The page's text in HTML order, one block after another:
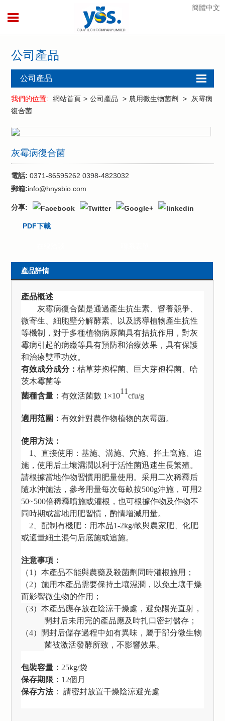
簡體中文
公司產品
公司產品
酶制劑
飼用酶制劑
飼用微生物菌
農用微生物菌
植保系列產品
水產系列產品
我們的位置: 網站首頁 > 公司產品 > 農用微生物菌劑 >
灰霉病
復合菌
灰霉病復合菌
電話: 0371-86595262 0398-4823032
郵箱:info@hnysbio.com
分享:
PDF下載
產品詳情
產品概述
灰霉病復合菌是通過產生抗生素、營養競爭、
微寄生、細胞壁分解酵素、以及誘導植物產生抗性
等機制，對于多種植物病原菌具有拮抗作用，對灰
霉病引起的病癥等具有預防和治療效果，具有保護
和治療雙重功效。
有效成分成分： 枯草芽孢桿菌、巨大芽孢桿菌、哈
茨木霉菌等
菌種含量： 有效活菌數 1×10
11
cfu/g
適用范圍： 有效針對農作物植物的灰霉菌。
使用方法：
1、直接使用：基施、溝施、穴施、拌土窩施、追
施，使用后土壤濕潤以利于活性菌迅速生長繁殖。
請根據當地作物習慣用肥量使用。采用二次稀釋后
隨水沖施法，參考用量每次每畝按500g沖施，可用2
50~500倍稀釋噴施或灌根，也可根據作物及作物不
同時期或當地用肥習慣，酌情增減用量。
2、配制有機肥：用本品1-2kg/畝與農家肥、化肥
或適量細土混勻后底施或追施。
注意事項：
（1）本產品不能與農藥及殺菌劑同時灌根施用；
（2）施用本產品需要保持土壤濕潤，以免土壤干燥
而影響微生物的作用；
（3）本產品應存放在陰涼干燥處，避免陽光直射，
開封后未用完的產品應及時扎口密封儲存；
（4）開封后儲存過程中如有異味，屬于部分微生物
菌被激活發酵所致，不影響效果。
包裝容量： 25kg/袋
保存期限： 12個月
保存方法： 請密封放置干燥陰涼避光處